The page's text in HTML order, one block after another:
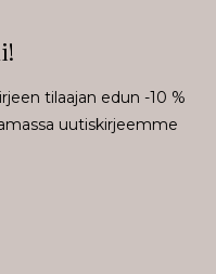
tilaajan edun -10 %
uutiskirjeemme